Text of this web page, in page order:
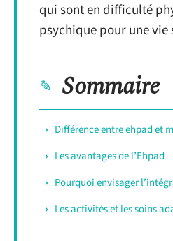
qui sont en difficulté
psychique pour une vie
Sommaire
Différence entre ehpad et
Les avantages de l’Ehpad
Pourquoi envisager
Les activités et les soins